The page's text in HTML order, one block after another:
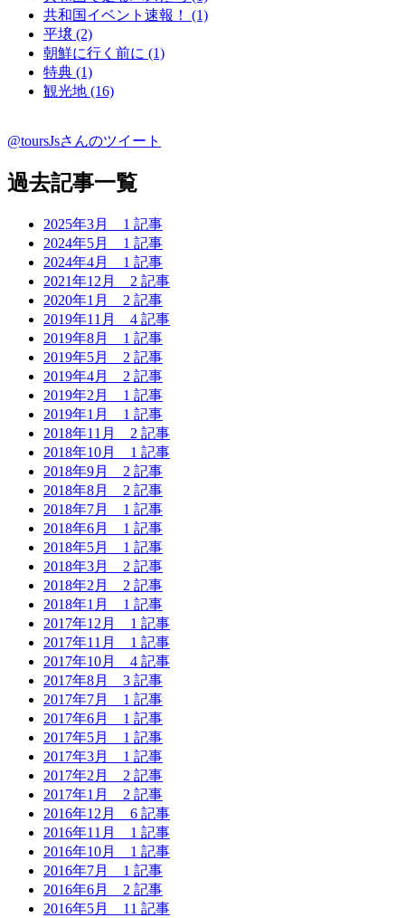
共和国イベント速報！ (1)
平壌 (2)
朝鮮に行く前に (1)
特典 (1)
観光地 (16)
@toursJsさんのツイート
過去記事一覧
2025年3月 1 記事
2024年5月 1 記事
2024年4月 1 記事
2021年12月 2 記事
2020年1月 2 記事
2019年11月 4 記事
2019年8月 1 記事
2019年5月 2 記事
2019年4月 2 記事
2019年2月 1 記事
2019年1月 1 記事
2018年11月 2 記事
2018年10月 1 記事
2018年9月 2 記事
2018年8月 2 記事
2018年7月 1 記事
2018年6月 1 記事
2018年5月 1 記事
2018年3月 2 記事
2018年2月 2 記事
2018年1月 1 記事
2017年12月 1 記事
2017年11月 1 記事
2017年10月 4 記事
2017年8月 3 記事
2017年7月 1 記事
2017年6月 1 記事
2017年5月 1 記事
2017年3月 1 記事
2017年2月 2 記事
2017年1月 2 記事
2016年12月 6 記事
2016年11月 1 記事
2016年10月 1 記事
2016年7月 1 記事
2016年6月 2 記事
2016年5月 11 記事